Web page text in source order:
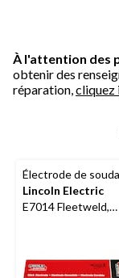
À l'attention des
obtenir des
réparation, cliquez
Électrode de
Lincoln Electric
E7014 Fleetweld,